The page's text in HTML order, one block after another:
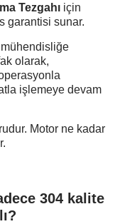
Tezgahı için
garantisi sunar.
mühendisliğe
olarak,
işlemeye devam
Motor ne kadar
304 kalite